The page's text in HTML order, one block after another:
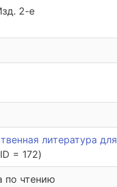
2-е
литература для
= 172)
по чтению